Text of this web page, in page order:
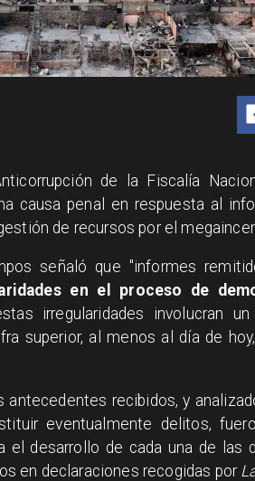
de la Fiscalía
causa penal en respuesta al
de recursos por el
señaló que "informes
en el proceso de
irregularidades involucran
superior, al menos al día de
antecedentes recibidos, y
eventualmente delitos,
el desarrollo de cada una de
en declaraciones recogidas por